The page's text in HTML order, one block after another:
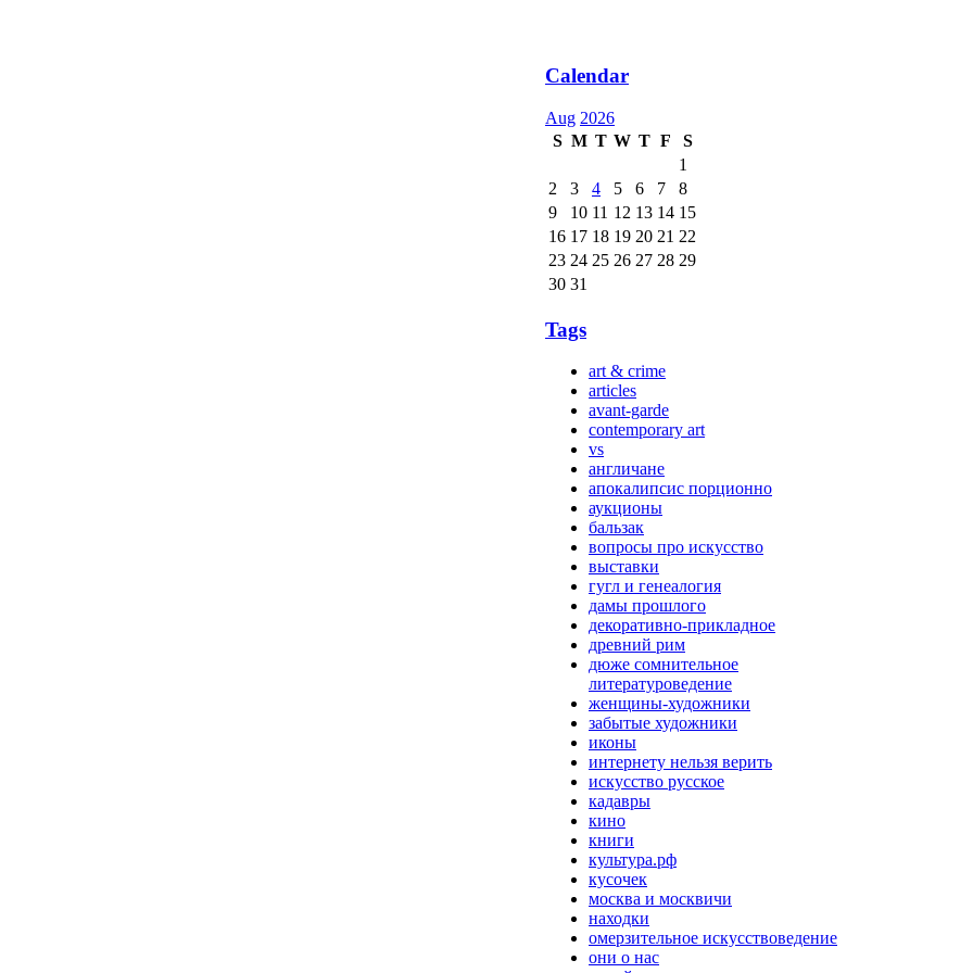
Calendar
Aug 2026
S M T W T F
S
1
2
3 4 5 6 7
8
9
10 11 12 13 14 15
16 17 18 19 20 21 22
23 24 25 26 27 28 29
30 31
Tags
art & crime
articles
avant-garde
contemporary art
vs
англичане
апокалипсис порционно
аукционы
бальзак
вопросы про искусство
выставки
гугл и генеалогия
дамы прошлого
декоративно-прикладное
древний рим
дюже сомнительное
литературоведение
женщины-художники
забытые художники
иконы
интернету нельзя верить
искусство русское
кадавры
кино
книги
культура.рф
кусочек
москва и москвичи
находки
омерзительное искусствоведение
они о нас